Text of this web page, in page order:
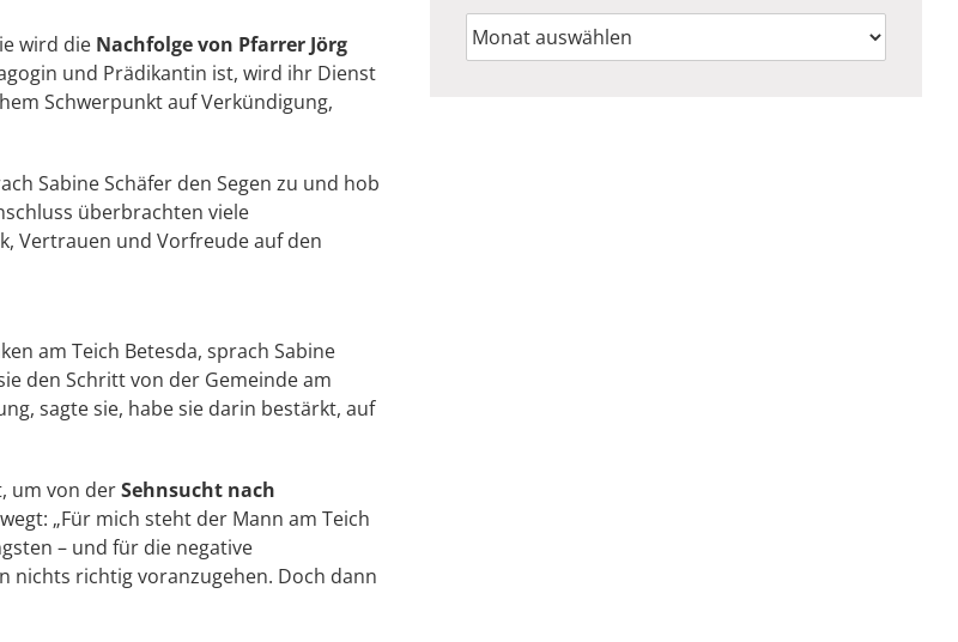
wird die Nachfolge von Pfarrer Jörg
und Prädikantin ist, wird ihr Dienst
Schwerpunkt auf Verkündigung,
Sabine Schäfer den Segen zu und hob
überbrachten viele
Vertrauen und Vorfreude auf den
am Teich Betesda, sprach Sabine
den Schritt von der Gemeinde am
sagte sie, habe sie darin bestärkt, auf
um von derSehnsucht nach
„Für mich steht der Mann am Teich
– und für die negative
nichts richtig voranzugehen. Doch dann
Archiv